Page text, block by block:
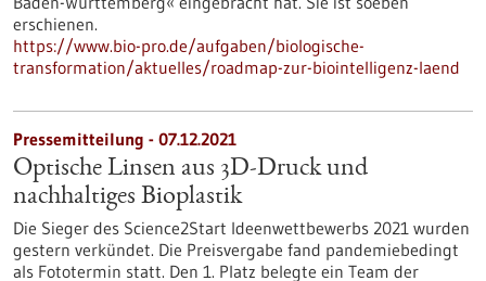
erschienen.
https://www.bio-pro.de/aufgaben/biologische-
transformation/aktuelles/roadmap-zur-biointelligenz-laend
Pressemitteilung - 07.12.2021
Optische Linsen aus 3D-Druck und
nachhaltiges Bioplastik
Die Sieger des Science2Start Ideenwettbewerbs 2021 wurden
gestern verkündet. Die Preisvergabe fand pandemiebedingt
als Fototermin statt. Den 1. Platz belegte ein Team der